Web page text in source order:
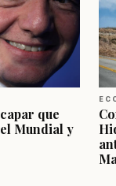
que
Mundial y